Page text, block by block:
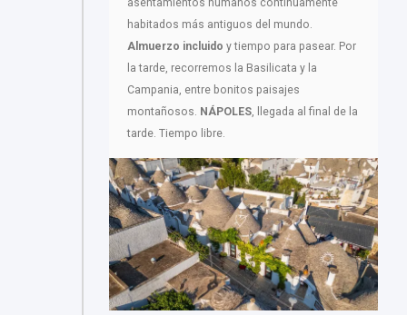
habitados más antiguos del mundo.
Almuerzo incluido y tiempo para pasear. Por
la tarde, recorremos la Basilicata y la
Campania, entre bonitos paisajes
montañosos. NÁPOLES , llegada al final de la
tarde. Tiempo libre.